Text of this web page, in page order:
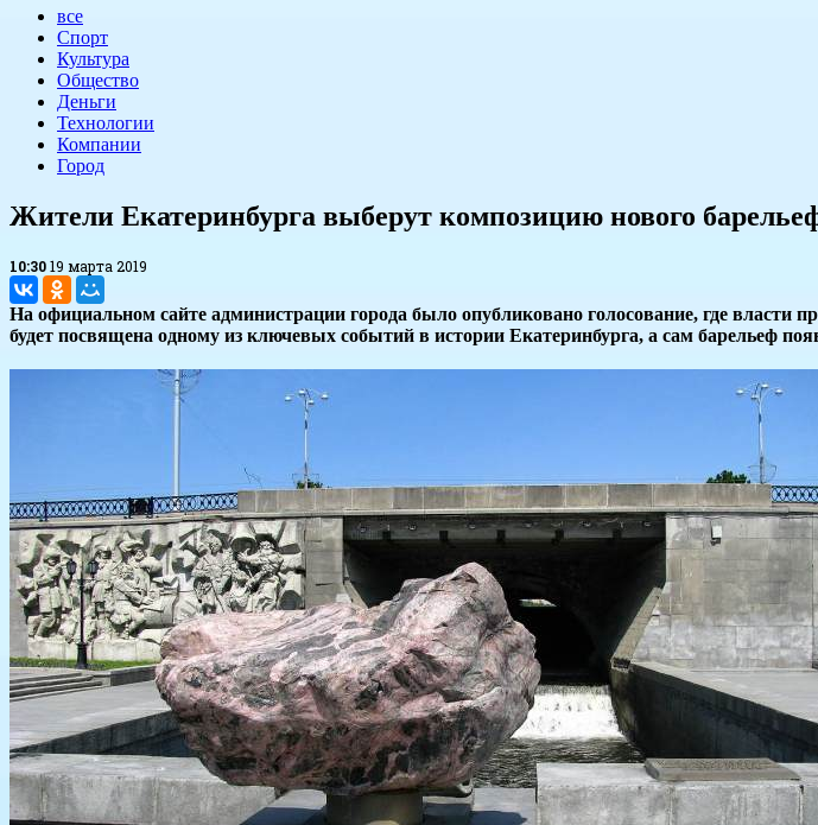
все
Спорт
Культура
Общество
Деньги
Технологии
Компании
Город
Жители Екатеринбурга выберут композицию нового
10:3019 марта 2019
На официальном сайте администрации города было опубликовано голосование, где
будет посвящена одному из ключевых событий в истории Екатеринбурга, а сам барельеф